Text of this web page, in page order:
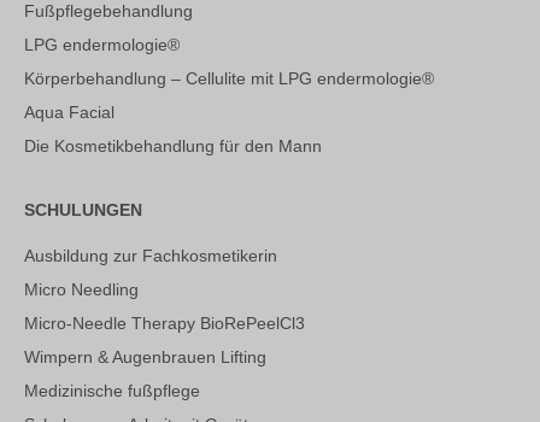
Fußpflegebehandlung
LPG endermologie®
Körperbehandlung – Cellulite mit LPG endermologie®
Aqua Facial
Die Kosmetikbehandlung für den Mann
SCHULUNGEN
Ausbildung zur Fachkosmetikerin
Micro Needling
Micro-Needle Therapy BioRePeelCl3
Wimpern & Augenbrauen Lifting
Medizinische fußpflege